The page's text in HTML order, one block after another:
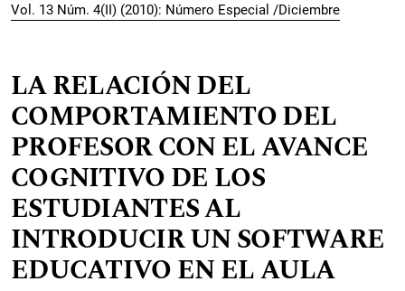
Vol. 13 Núm. 4(II) (2010): Número Especial /Diciembre
LA RELACIÓN DEL
COMPORTAMIENTO DEL
PROFESOR CON EL AVANCE
COGNITIVO DE LOS
ESTUDIANTES AL
INTRODUCIR UN SOFTWARE
EDUCATIVO EN EL AULA